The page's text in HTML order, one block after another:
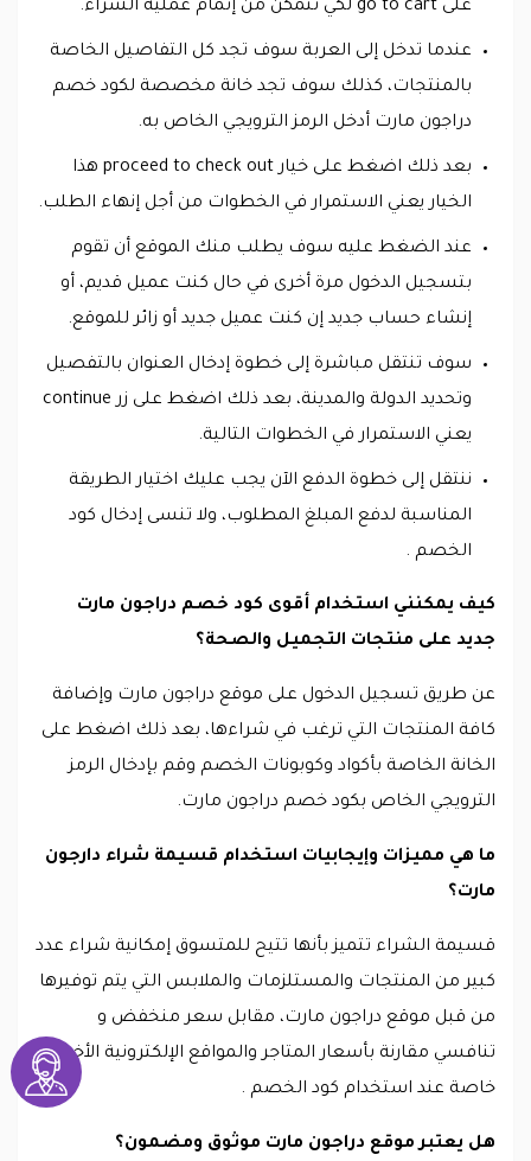
على go to cart لكي تتمكن من إتمام عملية الشراء.
عندما تدخل إلى العربة سوف تجد كل التفاصيل الخاصة
بالمنتجات، كذلك سوف تجد خانة مخصصة لكود خصم
دراجون مارت أدخل الرمز الترويجي الخاص به.
بعد ذلك اضغط على خيار proceed to check out هذا
الخيار يعني الاستمرار في الخطوات من أجل إنهاء الطلب.
عند الضغط عليه سوف يطلب منك الموقع أن تقوم
بتسجيل الدخول مرة أخرى في حال كنت عميل قديم، أو
إنشاء حساب جديد إن كنت عميل جديد أو زائر للموقع.
سوف تنتقل مباشرة إلى خطوة إدخال العنوان بالتفصيل
وتحديد الدولة والمدينة، بعد ذلك اضغط على زر continue
يعني الاستمرار في الخطوات التالية.
ننتقل إلى خطوة الدفع الآن يجب عليك اختيار الطريقة
المناسبة لدفع المبلغ المطلوب، ولا تنسى إدخال كود
الخصم .
كيف يمكنني استخدام أقوى كود خصم دراجون مارت
جديد على منتجات التجميل والصحة؟
عن طريق تسجيل الدخول على موقع دراجون مارت وإضافة
كافة المنتجات التي ترغب في شراءها، بعد ذلك اضغط على
الخانة الخاصة بأكواد وكوبونات الخصم وقم بإدخال الرمز
الترويجي الخاص بكود خصم دراجون مارت.
ما هي مميزات وإيجابيات استخدام قسيمة شراء دارجون
مارت؟
قسيمة الشراء تتميز بأنها تتيح للمتسوق إمكانية شراء عدد
كبير من المنتجات والمستلزمات والملابس التي يتم توفيرها
من قبل موقع دراجون مارت، مقابل سعر منخفض و
تنافسي مقارنة بأسعار المتاجر والمواقع الإلكترونية الأخرى
خاصة عند استخدام كود الخصم .
هل يعتبر موقع دراجون مارت موثوق ومضمون؟